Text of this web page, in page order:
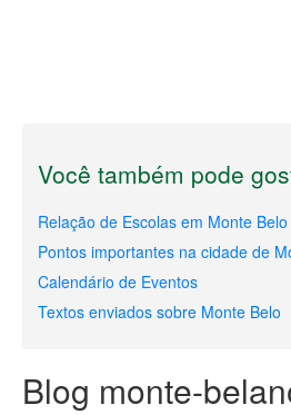
Você também pode
Relação de Escolas em Monte Belo
Pontos importantes na cidade de
Calendário de Eventos
Textos enviados sobre Monte Belo
Blog monte-